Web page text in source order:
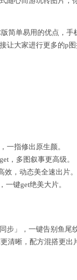
简单易用的优点，
让大家进行更多的p
一指修出原生颜。
，多图叙事更高级。
效，动态美全速出片。
一键get绝美大片。
步」，一键告别鱼尾
清晰，配方混搭更出